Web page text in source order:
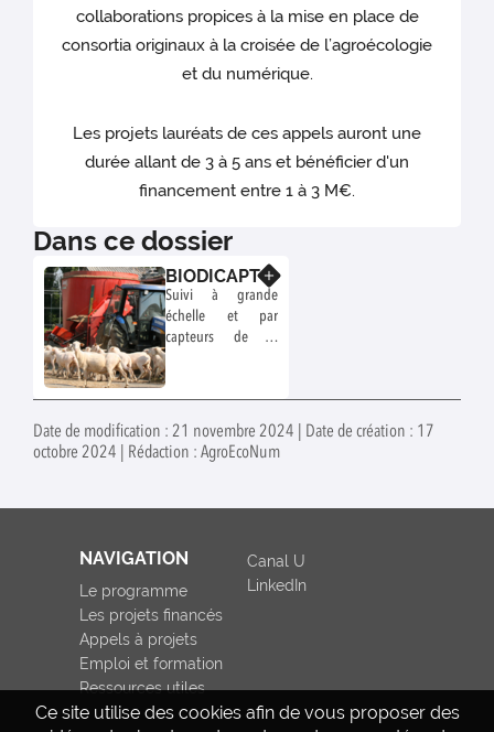
collaborations propices à la mise en place de
consortia originaux à la croisée de l’agroécologie
et du numérique.
Les projets lauréats de ces appels auront une
durée allant de 3 à 5 ans et bénéficier d'un
financement entre 1 à 3 M€.
Dans ce dossier
BIODICAPT
Suivi à grande
échelle et par
capteurs de la
écosystémiques
pour l'évaluation
des systèmes
agroécologiques.
Date de modification : 21 novembre 2024 | Date de création : 17
octobre 2024 | Rédaction : AgroEcoNum
Ce site utilise des cookies afin de vous proposer des
NAVIGATION
Le programme
Les projets financés
Appels à projets
Emploi et formation
Ressources utiles
Canal U
LinkedIn